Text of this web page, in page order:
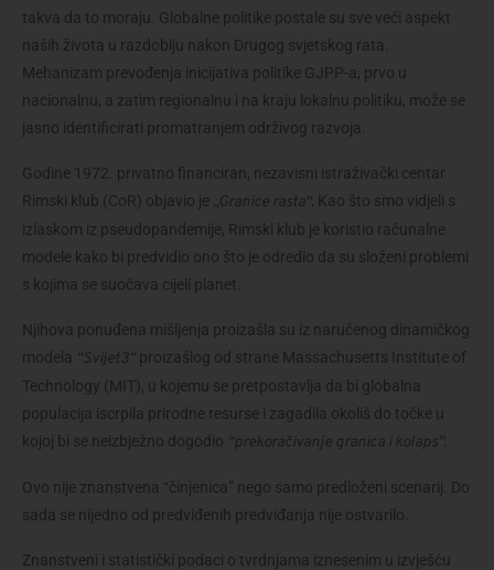
takva da to moraju. Globalne politike postale su sve veći aspekt
naših života u razdoblju nakon Drugog svjetskog rata.
Mehanizam prevođenja inicijativa politike GJPP-a, prvo u
nacionalnu, a zatim regionalnu i na kraju lokalnu politiku, može se
jasno identificirati promatranjem održivog razvoja.
Godine 1972. privatno financiran, nezavisni istraživački centar
Rimski klub (CoR) objavio je „Granice rasta“. Kao što smo vidjeli s
izlaskom iz pseudopandemije, Rimski klub je koristio računalne
modele kako bi predvidio ono što je odredio da su složeni problemi
s kojima se suočava cijeli planet.
Njihova ponuđena mišljenja proizašla su iz naručenog dinamičkog
modela “Svijet3“ proizašlog od strane Massachusetts Institute of
Technology (MIT), u kojemu se pretpostavlja da bi globalna
populacija iscrpila prirodne resurse i zagadila okoliš do točke u
kojoj bi se neizbježno dogodio “prekoračivanje granica i kolaps”.
Ovo nije znanstvena “činjenica” nego samo predloženi scenarij. Do
sada se nijedno od predviđenih predviđanja nije ostvarilo.
Znanstveni i statistički podaci o tvrdnjama iznesenim u izvješću